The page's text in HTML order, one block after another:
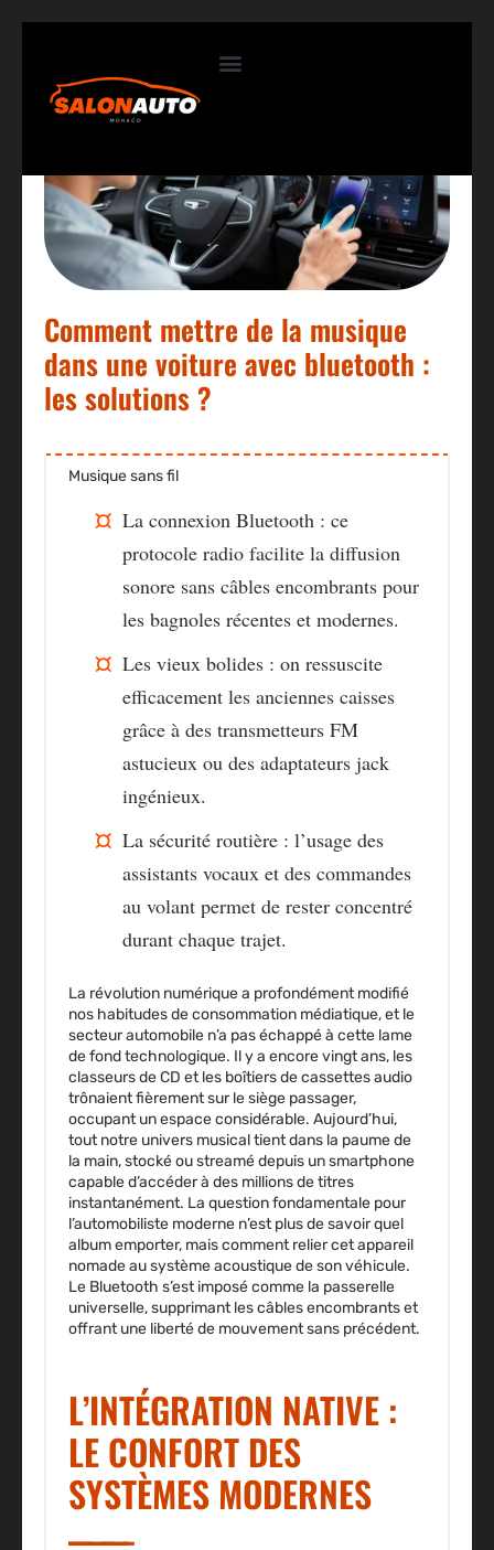
Comment mettre de la musique
dans une voiture avec bluetooth :
les solutions ?
Musique sans fil
La connexion Bluetooth : ce
protocole radio facilite la diffusion
sonore sans câbles encombrants pour
les bagnoles récentes et modernes.
Les vieux bolides : on ressuscite
efficacement les anciennes caisses
grâce à des transmetteurs FM
astucieux ou des adaptateurs jack
ingénieux.
La sécurité routière : l’usage des
assistants vocaux et des commandes
au volant permet de rester concentré
durant chaque trajet.
La révolution numérique a profondément modifié
nos habitudes de consommation médiatique, et le
secteur automobile n’a pas échappé à cette lame
de fond technologique. Il y a encore vingt ans, les
classeurs de CD et les boîtiers de cassettes audio
trônaient fièrement sur le siège passager,
occupant un espace considérable. Aujourd’hui,
tout notre univers musical tient dans la paume de
la main, stocké ou streamé depuis un smartphone
capable d’accéder à des millions de titres
instantanément. La question fondamentale pour
l’automobiliste moderne n’est plus de savoir quel
album emporter, mais comment relier cet appareil
nomade au système acoustique de son véhicule.
Le Bluetooth s’est imposé comme la passerelle
universelle, supprimant les câbles encombrants et
offrant une liberté de mouvement sans précédent.
L’INTÉGRATION NATIVE :
LE CONFORT DES
SYSTÈMES MODERNES